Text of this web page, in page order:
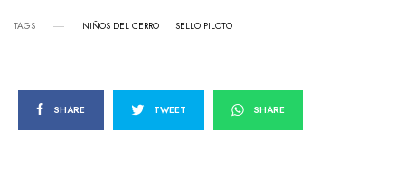
TAGS NIÑOS DEL CERRO SELLO PILOTO
SHARE TWEET SHARE